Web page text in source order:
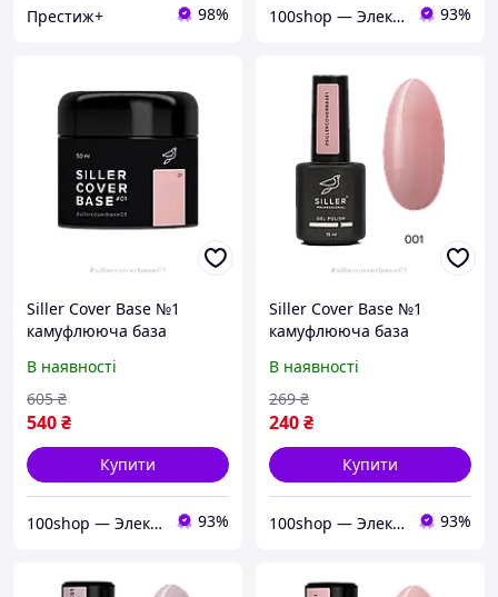
Престиж+ 98% 100shop — Электроника и расходники / маникюр и салоны красоты! 93%
Siller Cover Base №1
камуфлююча база
В наявності
540₴
605 ₴
Купити
100shop — Электроника и расходники / маникюр и салоны красоты! 93%
Siller Cover Base №1
камуфлююча база
В наявності
240₴
269 ₴
Купити
100shop — Электроника и расходники / маникюр и салоны красоты! 93%